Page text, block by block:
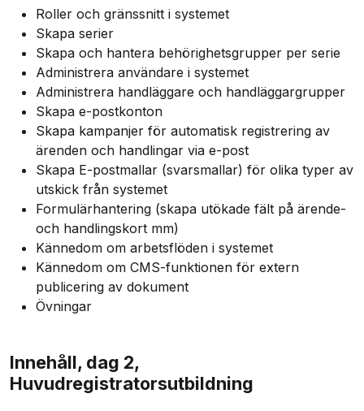
Roller och gränssnitt i systemet
Skapa serier
Skapa och hantera behörighetsgrupper per serie
Administrera användare i systemet
Administrera handläggare och handläggargrupper
Skapa e-postkonton
Skapa kampanjer för automatisk registrering av
ärenden och handlingar via e-post
Skapa E-postmallar (svarsmallar) för olika typer av
utskick från systemet
Formulärhantering (skapa utökade fält på ärende-
och handlingskort mm)
Kännedom om arbetsflöden i systemet
Kännedom om CMS-funktionen för extern
publicering av dokument
Övningar
Innehåll, dag 2,
Huvudregistratorsutbildning